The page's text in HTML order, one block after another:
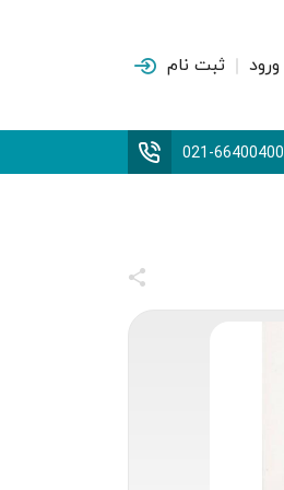
ورود ثبت نام
021-66400400